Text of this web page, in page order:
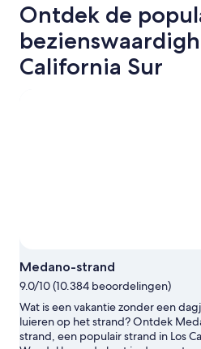
Ontdek de
California Sur
Medano-strand
9.0/10 (10.384 beoordelingen)
Wat is een vakantie zonder een
luieren op het strand? Ontdek
strand, een populair strand in Los